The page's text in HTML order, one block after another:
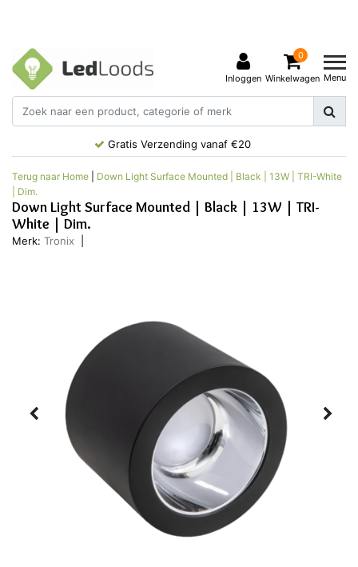
Inloggen
0
Winkelwagen Menu
Gratis Verzending vanaf €20
Terug naar Home
Down Light Surface Mounted | Black | 13W | TRI-White
| Dim.
Down Light Surface Mounted | Black | 13W | TRI-
White | Dim.
Merk: Tronix